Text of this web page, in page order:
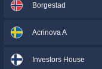
Borgestad
Acrinova A
Investors House